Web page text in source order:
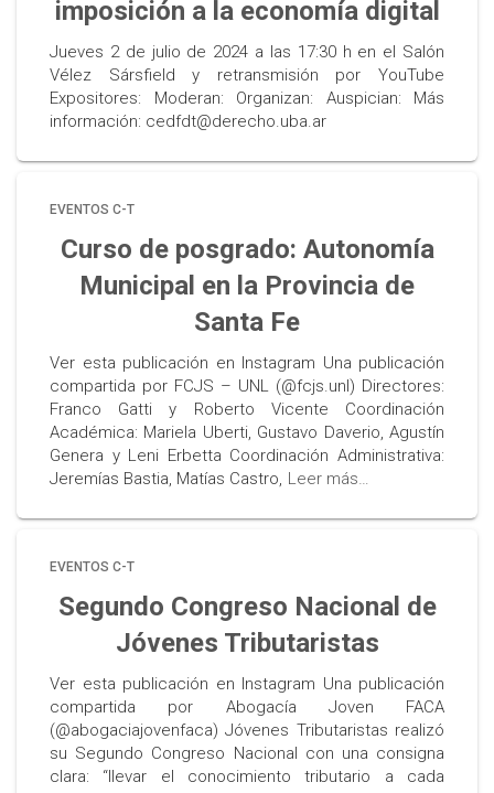
imposición a la economía digital
Jueves 2 de julio de 2024 a las 17:30 h en el Salón
Vélez Sársfield y retransmisión por YouTube
Expositores: Moderan: Organizan: Auspician: Más
información: cedfdt@derecho.uba.ar
EVENTOS C-T
Curso de posgrado: Autonomía
Municipal en la Provincia de
Santa Fe
Ver esta publicación en Instagram Una publicación
compartida por FCJS – UNL (@fcjs.unl) Directores:
Franco Gatti y Roberto Vicente Coordinación
Académica: Mariela Uberti, Gustavo Daverio, Agustín
Genera y Leni Erbetta Coordinación Administrativa:
Jeremías Bastia, Matías Castro, Leer más…
EVENTOS C-T
Segundo Congreso Nacional de
Jóvenes Tributaristas
Ver esta publicación en Instagram Una publicación
compartida por Abogacía Joven FACA
(@abogaciajovenfaca) Jóvenes Tributaristas realizó
su Segundo Congreso Nacional con una consigna
clara: “llevar el conocimiento tributario a cada